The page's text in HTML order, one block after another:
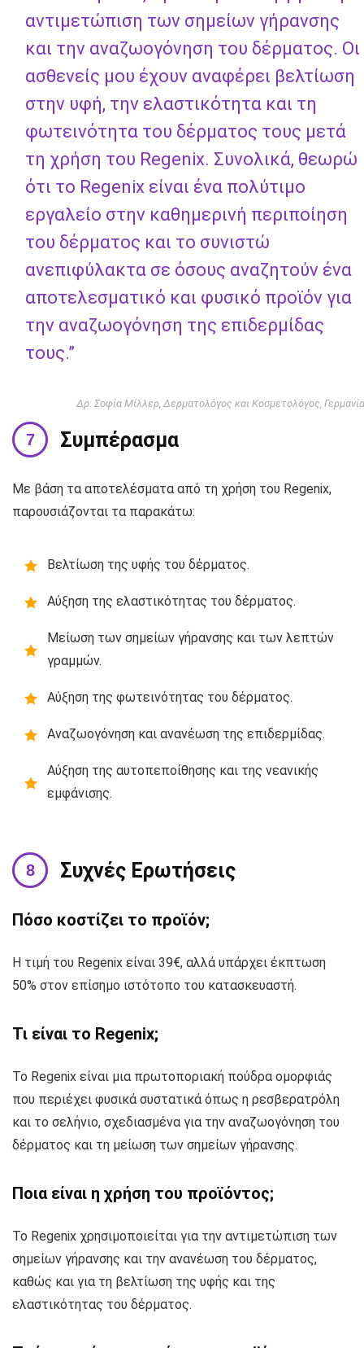
αντιμετώπιση των σημείων γήρανσης
και την αναζωογόνηση του δέρματος. Οι
ασθενείς μου έχουν αναφέρει βελτίωση
στην υφή, την ελαστικότητα και τη
φωτεινότητα του δέρματος τους μετά
τη χρήση του Regenix. Συνολικά, θεωρώ
ότι το Regenix είναι ένα πολύτιμο
εργαλείο στην καθημερινή περιποίηση
του δέρματος και το συνιστώ
ανεπιφύλακτα σε όσους αναζητούν ένα
αποτελεσματικό και φυσικό προϊόν για
την αναζωογόνηση της επιδερμίδας
τους.”
Δρ. Σοφία Μίλλερ, Δερματολόγος και Κοσμετολόγος, Γερμανία
Συμπέρασμα
Με βάση τα αποτελέσματα από τη χρήση του Regenix,
παρουσιάζονται τα παρακάτω:
Βελτίωση της υφής του δέρματος.
Αύξηση της ελαστικότητας του δέρματος.
Μείωση των σημείων γήρανσης και των λεπτών
γραμμών.
Αύξηση της φωτεινότητας του δέρματος.
Αναζωογόνηση και ανανέωση της επιδερμίδας.
Αύξηση της αυτοπεποίθησης και της νεανικής
εμφάνισης.
Συχνές Ερωτήσεις
Πόσο κοστίζει το προϊόν;
Η τιμή του Regenix είναι 39€, αλλά υπάρχει έκπτωση
50% στον επίσημο ιστότοπο του κατασκευαστή.
Τι είναι το Regenix;
Το Regenix είναι μια πρωτοποριακή πούδρα ομορφιάς
που περιέχει φυσικά συστατικά όπως η ρεσβερατρόλη
και το σελήνιο, σχεδιασμένα για την αναζωογόνηση του
δέρματος και τη μείωση των σημείων γήρανσης.
Ποια είναι η χρήση του προϊόντος;
Το Regenix χρησιμοποιείται για την αντιμετώπιση των
σημείων γήρανσης και την ανανέωση του δέρματος,
καθώς και για τη βελτίωση της υφής και της
ελαστικότητας του δέρματος.